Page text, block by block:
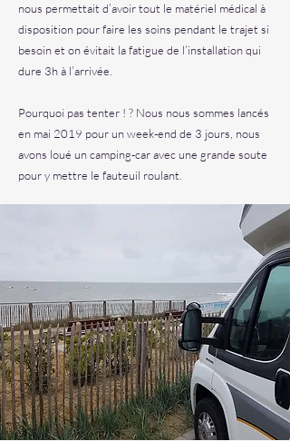
nous permettait d’avoir tout le matériel médical à
disposition pour faire les soins pendant le trajet si
besoin et on évitait la fatigue de l’installation qui
dure 3h à l’arrivée.
Pourquoi pas tenter ! ? Nous nous sommes lancés
en mai 2019 pour un week-end de 3 jours, nous
avons loué un camping-car avec une grande soute
pour y mettre le fauteuil roulant.